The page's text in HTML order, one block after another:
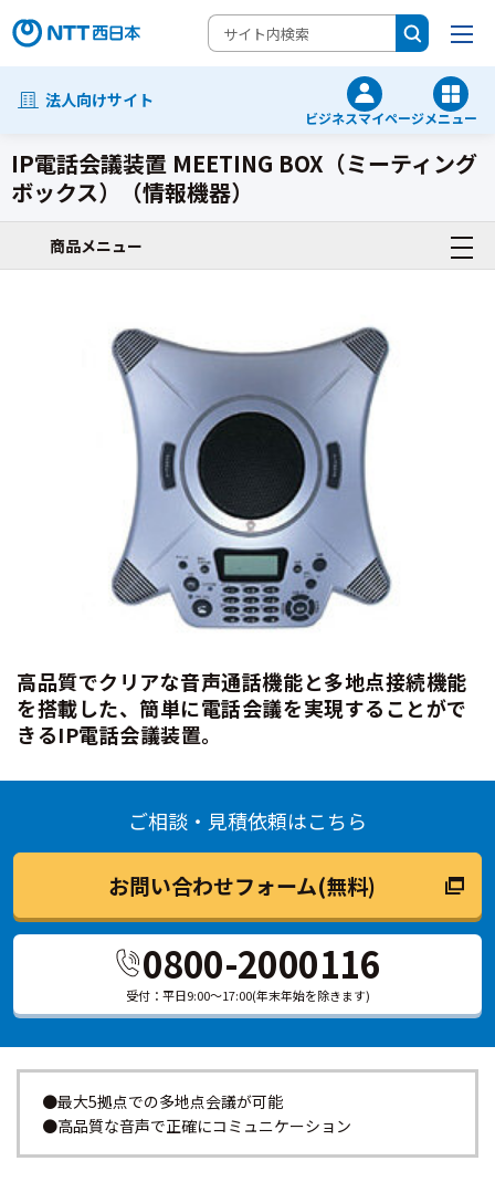
法人向けサイト
ビジネスマイページメニュー
IP電話会議装置 MEETING BOX（ミーティング
ボックス）（情報機器）
テレビ電話/その他電話機
高品質でクリアな音声通話機能と多地点接続機能
を搭載した、簡単に電話会議を実現することがで
きるIP電話会議装置。
ご相談・見積依頼はこちら
お問い合わせフォーム(無料)
0800-2000116
受付：平日9:00～17:00(年末年始を除きます)
商品メニュー
●最大5拠点での多地点会議が可能
●高品質な音声で正確にコミュニケーション